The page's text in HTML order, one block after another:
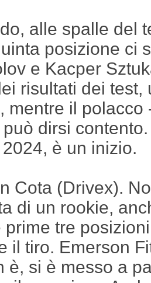
alle spalle del
posizione ci
e Kacper
risultati dei test,
mentre il polacco
dirsi
è un inizio.
Cota (Drivex).
di un rookie,
prime tre
il tiro. Emerson
è, si è messo a